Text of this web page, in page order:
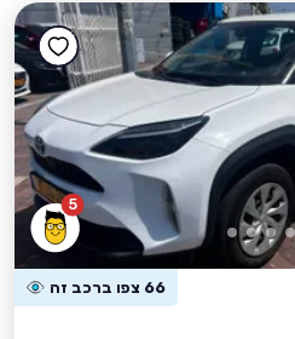
5
66 צפו ברכב זה